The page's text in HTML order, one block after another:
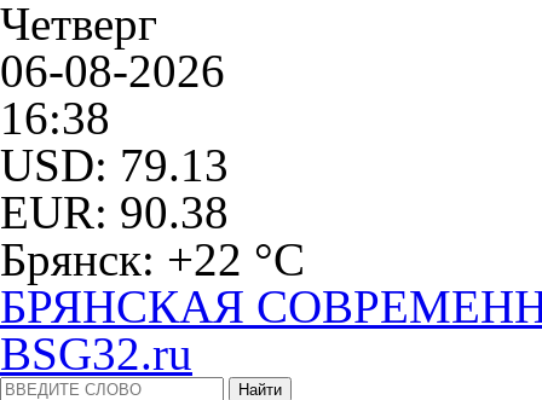
Четверг
06-08-2026
16:38
USD: 79.13
EUR: 90.38
Брянск: +22 °С
БРЯНСКАЯ
BSG32.ru